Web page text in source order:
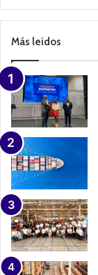
a
m
a
n
Más leidos